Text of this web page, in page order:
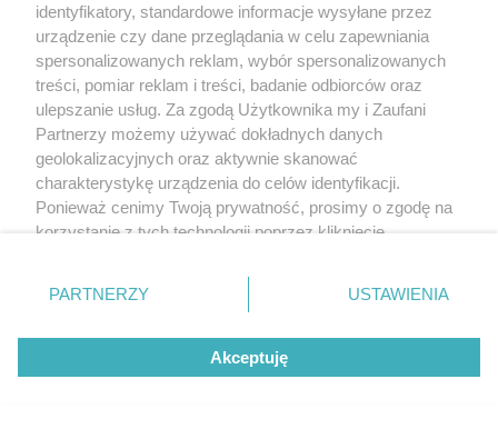
identyfikatory, standardowe informacje wysyłane przez
urządzenie czy dane przeglądania w celu zapewniania
spersonalizowanych reklam, wybór spersonalizowanych
treści, pomiar reklam i treści, badanie odbiorców oraz
ulepszanie usług. Za zgodą Użytkownika my i Zaufani
Partnerzy możemy używać dokładnych danych
geolokalizacyjnych oraz aktywnie skanować
charakterystykę urządzenia do celów identyfikacji.
Ponieważ cenimy Twoją prywatność, prosimy o zgodę na
korzystanie z tych technologii poprzez kliknięcie
zmienić/wycofać klikając przycisk ustawień prywatności
znajdujący się w lewym dolnym rogu strony
rodzaje przetwarzania danych nie wymagają zgody
użytkownika, ale masz prawo sprzeciwić się takiemu
przetwarzaniu. Preferencje będą miały zastosowanie tylko
PARTNERZY USTAWIENIA
Akceptuję